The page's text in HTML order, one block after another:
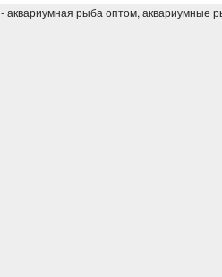
- аквариумная рыба оптом, аквариумные